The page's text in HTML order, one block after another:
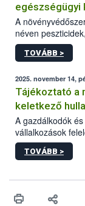
egészségügyi
A
néven
melyek a
szüretelést,
mennyiségének
lennie. Nem
Azokban az
általában csak
jelenthetnek
TOVÁBB >
2025. november 14,
Tájékoztató a
keletkező
A gazdálkodók
vállalkozások
okszerű,
esetben számolni
természet
TOVÁBB >